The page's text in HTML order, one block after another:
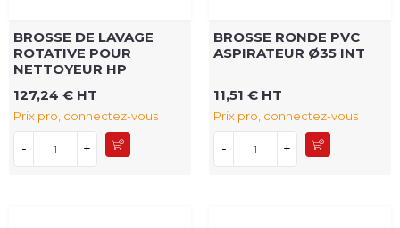
BROSSE DE LAVAGE
ROTATIVE POUR
NETTOYEUR HP
127,24 € HT
Prix pro, connectez-vous
- +
BROSSE RONDE PVC
ASPIRATEUR Ø35 INT
11,51 € HT
Prix pro, connectez-vous
- +